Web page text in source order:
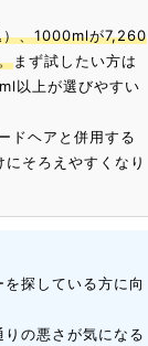
、1000mlが7,260
まず試したい方は
以上が選びやすい
ドヘアと併用する
そろえやすくなり
探している方に向
の悪さが気になる